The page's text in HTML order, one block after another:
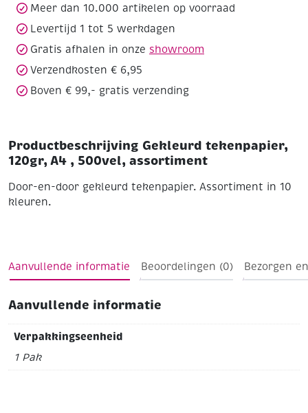
assortiment
aantal
Meer dan 10.000 artikelen op voorraad
Levertijd 1 tot 5 werkdagen
Gratis afhalen in onze showroom
Verzendkosten € 6,95
Boven € 99,- gratis verzending
Productbeschrijving Gekleurd tekenpapier,
120gr, A4 , 500vel, assortiment
Door-en-door gekleurd tekenpapier. Assortiment in 10
kleuren.
Aanvullende informatie Beoordelingen (0) Bezorgen
Aanvullende informatie
Verpakkingseenheid
1 Pak